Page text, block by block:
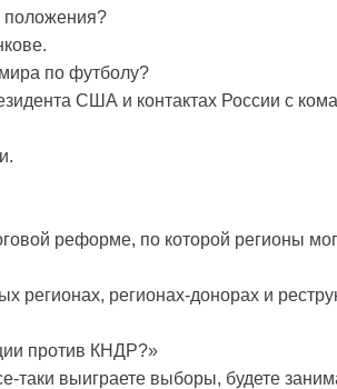
положения?
по футболу?
США и контактах России с
реформе, по которой регионы
регионах-донорах и
против КНДР?»
выиграете выборы, будете